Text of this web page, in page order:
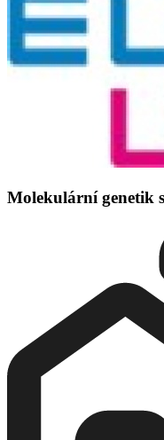
Molekulární genetik